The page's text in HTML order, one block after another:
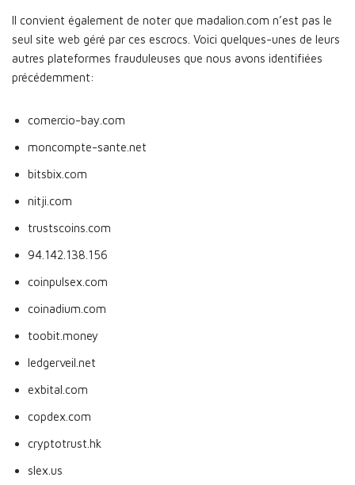
Il convient également de noter que madalion.com n’est pas le
seul site web géré par ces escrocs. Voici quelques-unes de leurs
autres plateformes frauduleuses que nous avons identifiées
précédemment:
comercio-bay.com
moncompte-sante.net
bitsbix.com
nitji.com
trustscoins.com
94.142.138.156
coinpulsex.com
coinadium.com
toobit.money
ledgerveil.net
exbital.com
copdex.com
cryptotrust.hk
slex.us